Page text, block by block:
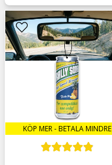
KÖP MER - BETALA MINDRE